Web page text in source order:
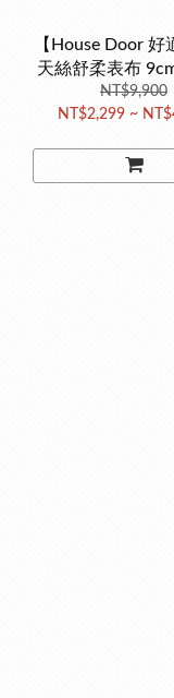
【House Door 好
天絲舒柔表布
竹炭記憶床
NT$9,900
NT$2,299 ~